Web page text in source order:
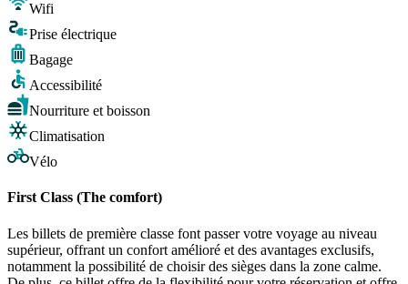
Wifi
Prise électrique
Bagage
Accessibilité
Nourriture et boisson
Climatisation
Vélo
First Class (The comfort)
Les billets de première classe font passer votre voyage au niveau
supérieur, offrant un confort amélioré et des avantages exclusifs,
notamment la possibilité de choisir des sièges dans la zone calme.